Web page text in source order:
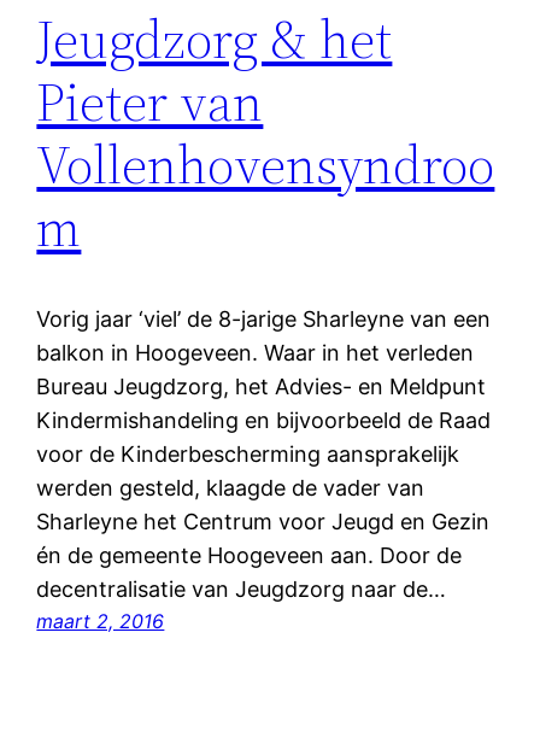
Jeugdzorg & het
Pieter van
Vollenhovensyndroo
m
Vorig jaar ‘viel’ de 8-jarige Sharleyne van een
balkon in Hoogeveen. Waar in het verleden
Bureau Jeugdzorg, het Advies- en Meldpunt
Kindermishandeling en bijvoorbeeld de Raad
voor de Kinderbescherming aansprakelijk
werden gesteld, klaagde de vader van
Sharleyne het Centrum voor Jeugd en Gezin
én de gemeente Hoogeveen aan. Door de
decentralisatie van Jeugdzorg naar de…
maart 2, 2016